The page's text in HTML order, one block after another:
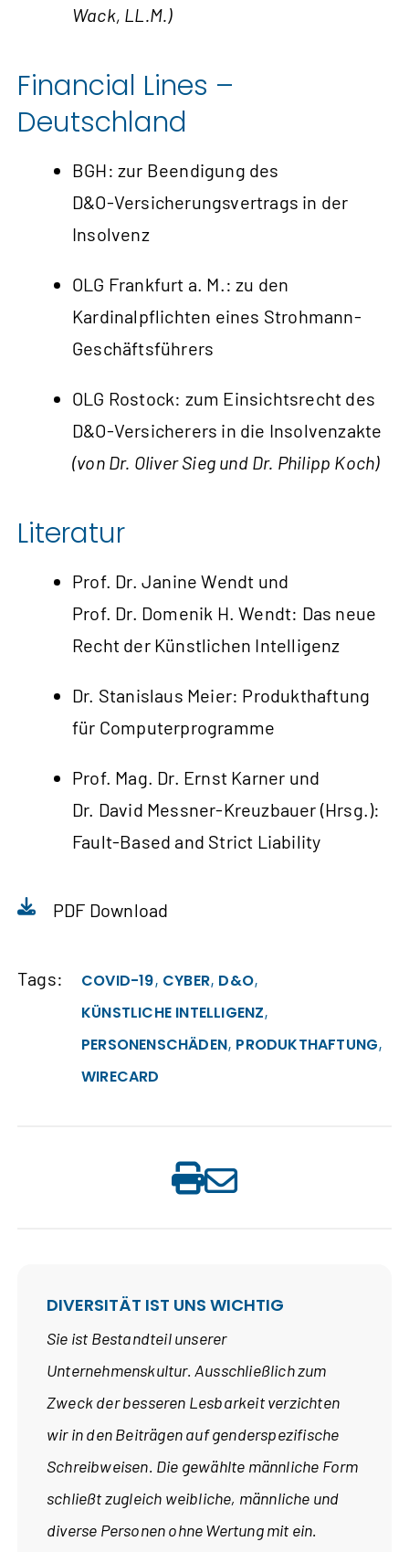
Wack, LL.M.)
Financial Lines –
Deutschland
BGH: zur Beendigung des
D&O‑Versicherungs­vertrags in der
Insolvenz
OLG Frankfurt a. M.: zu den
Kardinalpflichten eines Strohmann-
Geschäftsführers
OLG Rostock: zum Einsichtsrecht des
D&O‑Versicherers in die Insolvenzakte
(von Dr. Oliver Sieg und Dr. Philipp Koch)
Literatur
Prof. Dr. Janine Wendt und
Prof. Dr. Domenik H. Wendt: Das neue
Recht der Künstlichen Intelligenz
Dr. Stanislaus Meier: Produkthaftung
für Computerprogramme
Prof. Mag. Dr. Ernst Karner und
Dr. David Messner-Kreuzbauer (Hrsg.):
Fault-Based and Strict Liability
PDF Download
Tags: COVID-19, CYBER, D&O,
KÜNSTLICHE INTELLIGENZ,
PERSONENSCHÄDEN, PRODUKTHAFTUNG,
WIRECARD
DIVERSITÄT IST UNS WICHTIG
Sie ist Bestandteil unserer
Unternehmenskultur. Ausschließlich zum
Zweck der besseren Lesbarkeit verzichten
wir in den Beiträgen auf genderspezifische
Schreibweisen. Die gewählte männliche Form
schließt zugleich weibliche, männliche und
diverse Personen ohne Wertung mit ein.